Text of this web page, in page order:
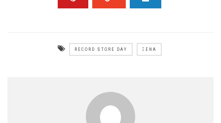
RECORD STORE DAY ΞΈΝΑ